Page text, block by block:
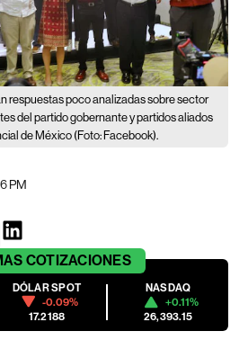
respuestas poco analizadas sobre sector
del partido gobernante y partidos aliados
de México (Foto: Facebook).
PM
COTIZACIONES
DÓLAR SPOT
-0.09%
17.2188
NASDAQ
+0.11%
26,393.15